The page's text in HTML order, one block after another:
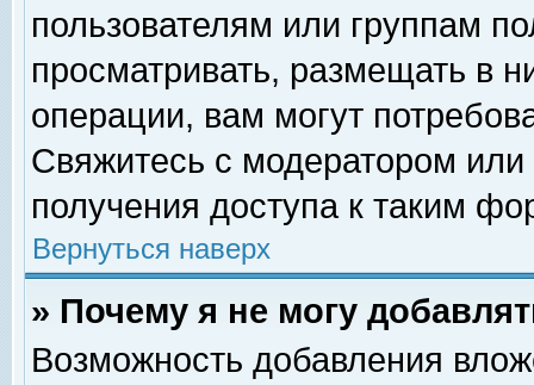
пользователям или группам
просматривать, размещать в
операции, вам могут
Свяжитесь с модератором
получения доступа к таким
Вернуться наверх
» Почему я не могу
Возможность добавления